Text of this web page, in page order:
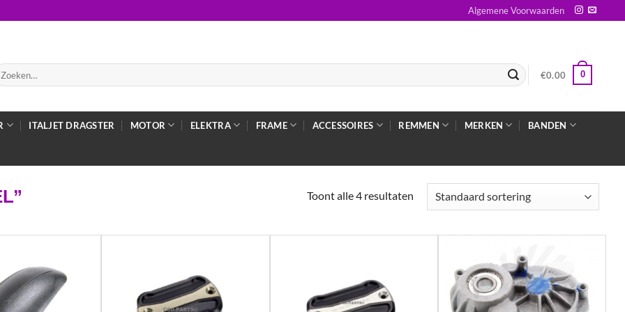
Algemene Voorwaarden
€0.00 0
ITALJET DRAGSTER MOTOR ELEKTRA FRAME ACCESSOIRES REMMEN MERKEN BANDEN
Toont alle 4 resultaten